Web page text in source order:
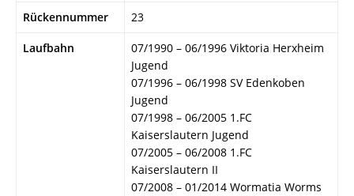
Rückennummer 23
Laufbahn
07/1990 – 06/1996 Viktoria Herxheim
Jugend
07/1996 – 06/1998 SV Edenkoben
Jugend
07/1998 – 06/2005 1.FC
Kaiserslautern Jugend
07/2005 – 06/2008 1.FC
Kaiserslautern II
07/2008 – 01/2014 Wormatia Worms